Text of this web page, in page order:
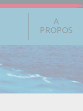
A
PROPOS